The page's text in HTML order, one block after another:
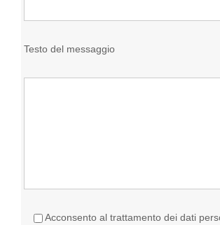
Testo del messaggio
Acconsento al trattamento dei dati